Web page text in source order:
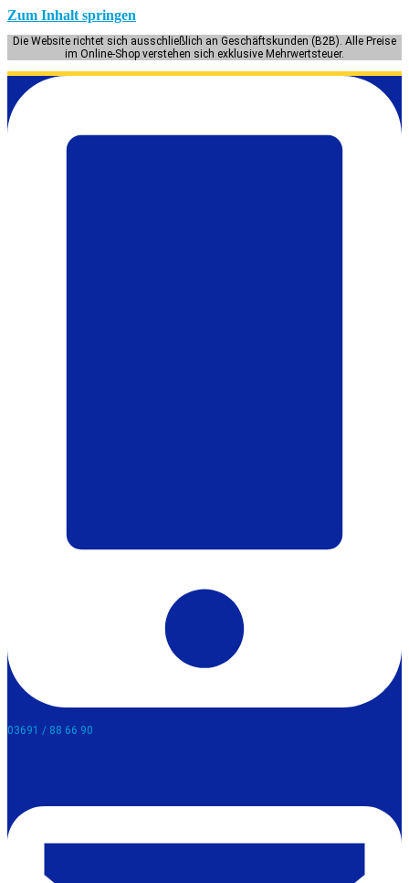
Zum Inhalt springen
Die Website richtet sich ausschließlich an Geschäftskunden (B2B). Alle Preise
im Online-Shop verstehen sich exklusive Mehrwertsteuer.
03691 / 88 66 90​